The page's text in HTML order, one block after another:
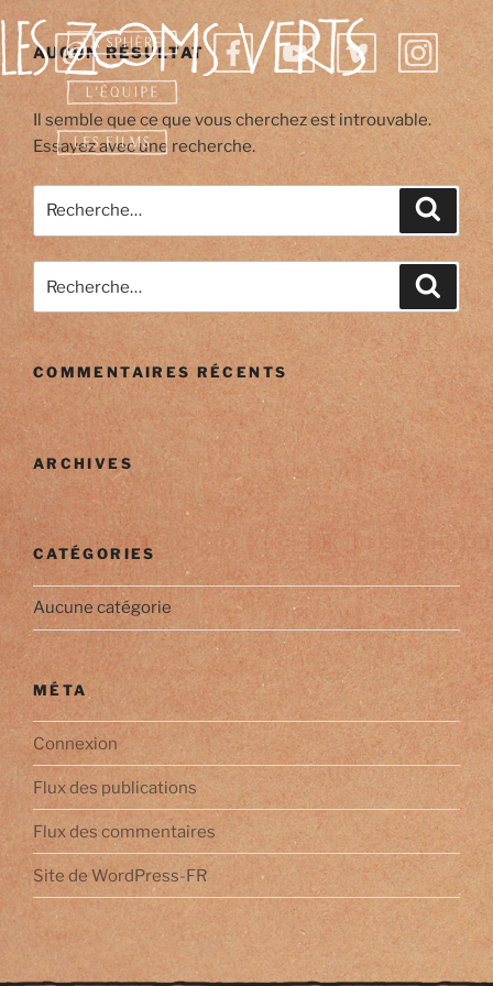
au
contenu
principal
AUCUN RÉSULTAT
Il semble que ce que vous cherchez est introuvable.
Essayez avec une recherche.
pour
:
COMMENTAIRES RÉCENTS
ARCHIVES
CATÉGORIES
Aucune catégorie
MÉTA
Connexion
Flux des publications
Flux des commentaires
Site de WordPress-FR